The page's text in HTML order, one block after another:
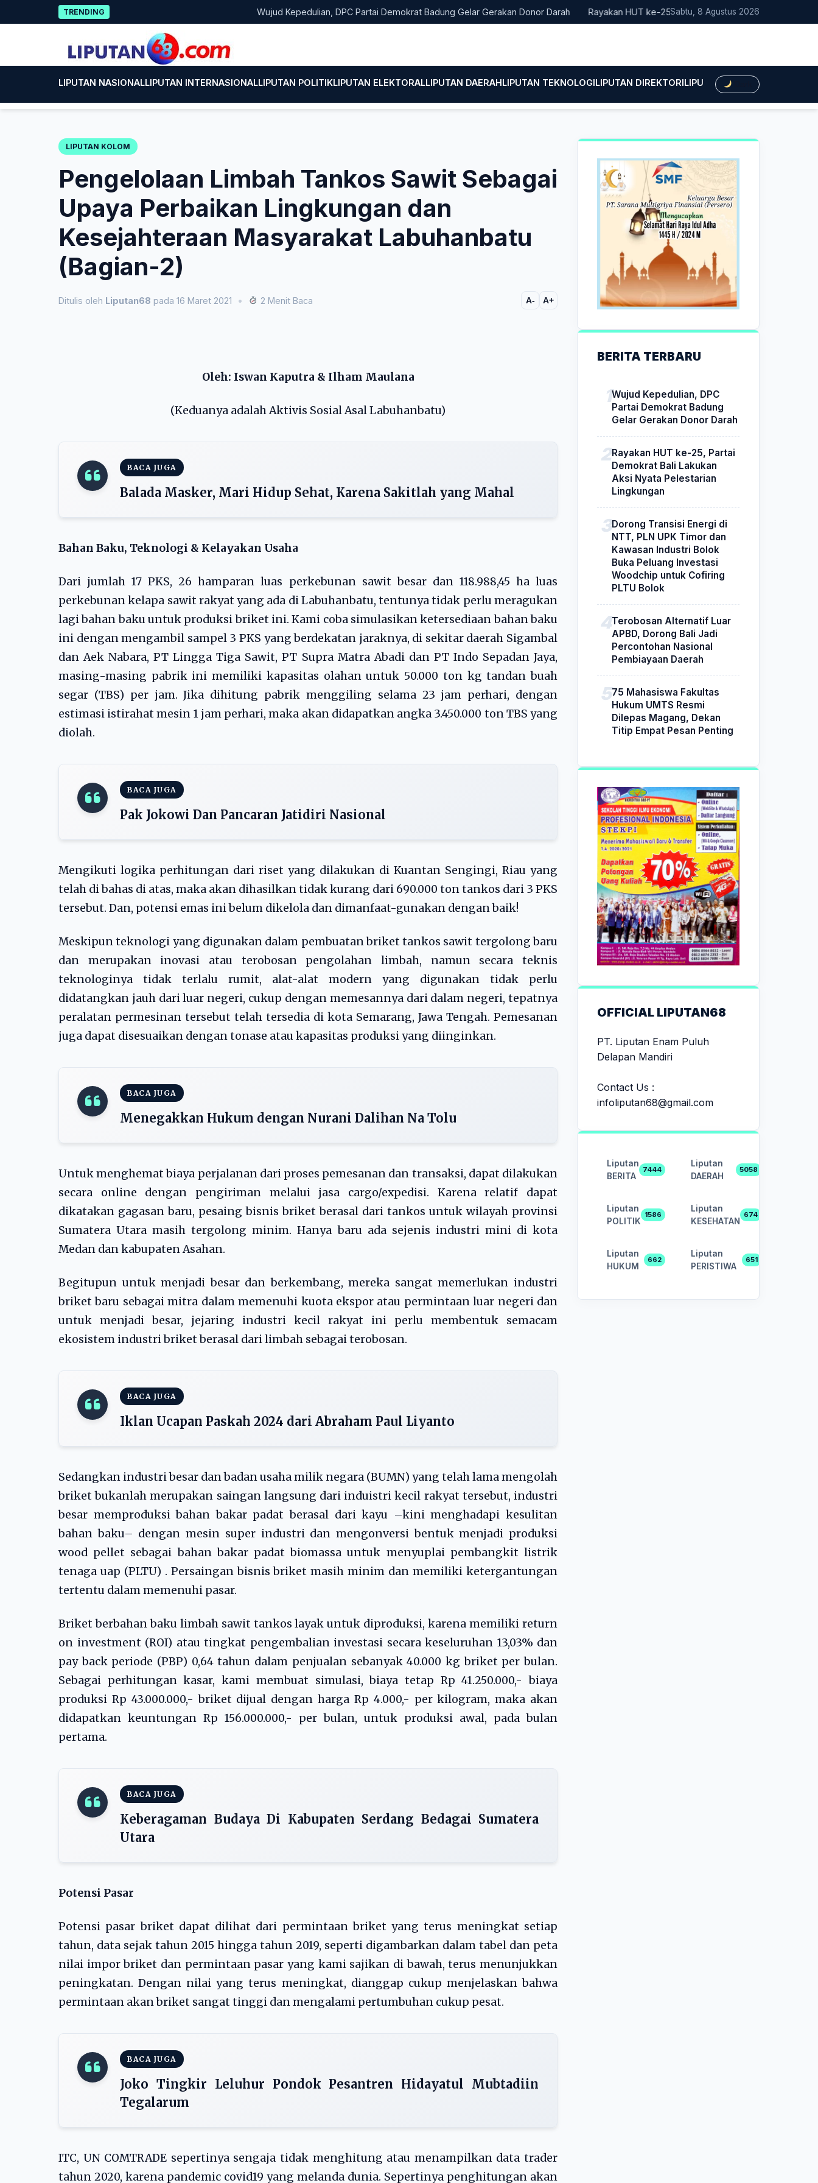
to
TRENDING Wujud Kepedulian, DPC Partai Demokrat Badung Gelar Gerakan Donor Darah Rayakan HUT ke-25, Partai Demokrat Bali Lakukan Aksi Nyata
Sabtu, 8 Agustus 2026
LIPUTAN NASIONALLIPUTAN INTERNASIONALLIPUTAN POLITIKLIPUTAN ELEKTORALLIPUTAN DAERAHLIPUTAN TEKNOLOGILIPUTAN DIREKTORILIPUTAN HUKUMLIPUTAN
LIPUTAN KOLOM
Pengelolaan Limbah Tankos Sawit Sebagai
Upaya Perbaikan Lingkungan dan
Kesejahteraan Masyarakat Labuhanbatu
(Bagian-2)
Ditulis oleh Liputan68 pada 16 Maret 2021 • 2 Menit Baca A- A+
Oleh: Iswan Kaputra & Ilham Maulana
(Keduanya adalah Aktivis Sosial Asal Labuhanbatu)
BACA JUGA
Balada Masker, Mari Hidup Sehat, Karena Sakitlah yang Mahal
Bahan Baku, Teknologi & Kelayakan Usaha
Dari jumlah 17 PKS, 26 hamparan luas perkebunan sawit besar dan 118.988,45 ha luas
perkebunan kelapa sawit rakyat yang ada di Labuhanbatu, tentunya tidak perlu meragukan
lagi bahan baku untuk produksi briket ini. Kami coba simulasikan ketersediaan bahan baku
ini dengan mengambil sampel 3 PKS yang berdekatan jaraknya, di sekitar daerah Sigambal
dan Aek Nabara, PT Lingga Tiga Sawit, PT Supra Matra Abadi dan PT Indo Sepadan Jaya,
masing-masing pabrik ini memiliki kapasitas olahan untuk 50.000 ton kg tandan buah
segar (TBS) per jam. Jika dihitung pabrik menggiling selama 23 jam perhari, dengan
estimasi istirahat mesin 1 jam perhari, maka akan didapatkan angka 3.450.000 ton TBS yang
diolah.
BACA JUGA
Pak Jokowi Dan Pancaran Jatidiri Nasional
Mengikuti logika perhitungan dari riset yang dilakukan di Kuantan Sengingi, Riau yang
telah di bahas di atas, maka akan dihasilkan tidak kurang dari 690.000 ton tankos dari 3 PKS
tersebut. Dan, potensi emas ini belum dikelola dan dimanfaat-gunakan dengan baik!
Meskipun teknologi yang digunakan dalam pembuatan briket tankos sawit tergolong baru
dan merupakan inovasi atau terobosan pengolahan limbah, namun secara teknis
teknologinya tidak terlalu rumit, alat-alat modern yang digunakan tidak perlu
didatangkan jauh dari luar negeri, cukup dengan memesannya dari dalam negeri, tepatnya
peralatan permesinan tersebut telah tersedia di kota Semarang, Jawa Tengah. Pemesanan
juga dapat disesuaikan dengan tonase atau kapasitas produksi yang diinginkan.
BACA JUGA
Menegakkan Hukum dengan Nurani Dalihan Na Tolu
Untuk menghemat biaya perjalanan dari proses pemesanan dan transaksi, dapat dilakukan
secara online dengan pengiriman melalui jasa cargo/expedisi. Karena relatif dapat
dikatakan gagasan baru, pesaing bisnis briket berasal dari tankos untuk wilayah provinsi
Sumatera Utara masih tergolong minim. Hanya baru ada sejenis industri mini di kota
Medan dan kabupaten Asahan.
Begitupun untuk menjadi besar dan berkembang, mereka sangat memerlukan industri
briket baru sebagai mitra dalam memenuhi kuota ekspor atau permintaan luar negeri dan
untuk menjadi besar, jejaring industri kecil rakyat ini perlu membentuk semacam
ekosistem industri briket berasal dari limbah sebagai terobosan.
BACA JUGA
Iklan Ucapan Paskah 2024 dari Abraham Paul Liyanto
Sedangkan industri besar dan badan usaha milik negara (BUMN) yang telah lama mengolah
briket bukanlah merupakan saingan langsung dari induistri kecil rakyat tersebut, industri
besar memproduksi bahan bakar padat berasal dari kayu –kini menghadapi kesulitan
bahan baku– dengan mesin super industri dan mengonversi bentuk menjadi produksi
wood pellet sebagai bahan bakar padat biomassa untuk menyuplai pembangkit listrik
tenaga uap (PLTU) . Persaingan bisnis briket masih minim dan memiliki ketergantungan
tertentu dalam memenuhi pasar.
Briket berbahan baku limbah sawit tankos layak untuk diproduksi, karena memiliki return
on investment (ROI) atau tingkat pengembalian investasi secara keseluruhan 13,03% dan
pay back periode (PBP) 0,64 tahun dalam penjualan sebanyak 40.000 kg briket per bulan.
Sebagai perhitungan kasar, kami membuat simulasi, biaya tetap Rp 41.250.000,- biaya
produksi Rp 43.000.000,- briket dijual dengan harga Rp 4.000,- per kilogram, maka akan
didapatkan keuntungan Rp 156.000.000,- per bulan, untuk produksi awal, pada bulan
pertama.
BACA JUGA
Keberagaman Budaya Di Kabupaten Serdang Bedagai Sumatera
Utara
Potensi Pasar
Potensi pasar briket dapat dilihat dari permintaan briket yang terus meningkat setiap
tahun, data sejak tahun 2015 hingga tahun 2019, seperti digambarkan dalam tabel dan peta
nilai impor briket dan permintaan pasar yang kami sajikan di bawah, terus menunjukkan
peningkatan. Dengan nilai yang terus meningkat, dianggap cukup menjelaskan bahwa
permintaan akan briket sangat tinggi dan mengalami pertumbuhan cukup pesat.
BACA JUGA
Joko Tingkir Leluhur Pondok Pesantren Hidayatul Mubtadiin
Tegalarum
ITC, UN COMTRADE sepertinya sengaja tidak menghitung atau menampilkan data trader
tahun 2020, karena pandemic covid19 yang melanda dunia. Sepertinya penghitungan akan
BERITA TERBARU
Wujud Kepedulian, DPC
Partai Demokrat Badung
Gelar Gerakan Donor Darah
Rayakan HUT ke-25, Partai
Demokrat Bali Lakukan
Aksi Nyata Pelestarian
Lingkungan
Dorong Transisi Energi di
NTT, PLN UPK Timor dan
Kawasan Industri Bolok
Buka Peluang Investasi
Woodchip untuk Cofiring
PLTU Bolok
Terobosan Alternatif Luar
APBD, Dorong Bali Jadi
Percontohan Nasional
Pembiayaan Daerah
75 Mahasiswa Fakultas
Hukum UMTS Resmi
Dilepas Magang, Dekan
Titip Empat Pesan Penting
OFFICIAL LIPUTAN68
PT. Liputan Enam Puluh
Delapan Mandiri
Contact Us :
infoliputan68@gmail.com
Liputan
BERITA
7444
Liputan
DAERAH
5058
Liputan
POLITIK
1586
Liputan
KESEHATAN
674
Liputan
HUKUM
662
Liputan
PERISTIWA
651